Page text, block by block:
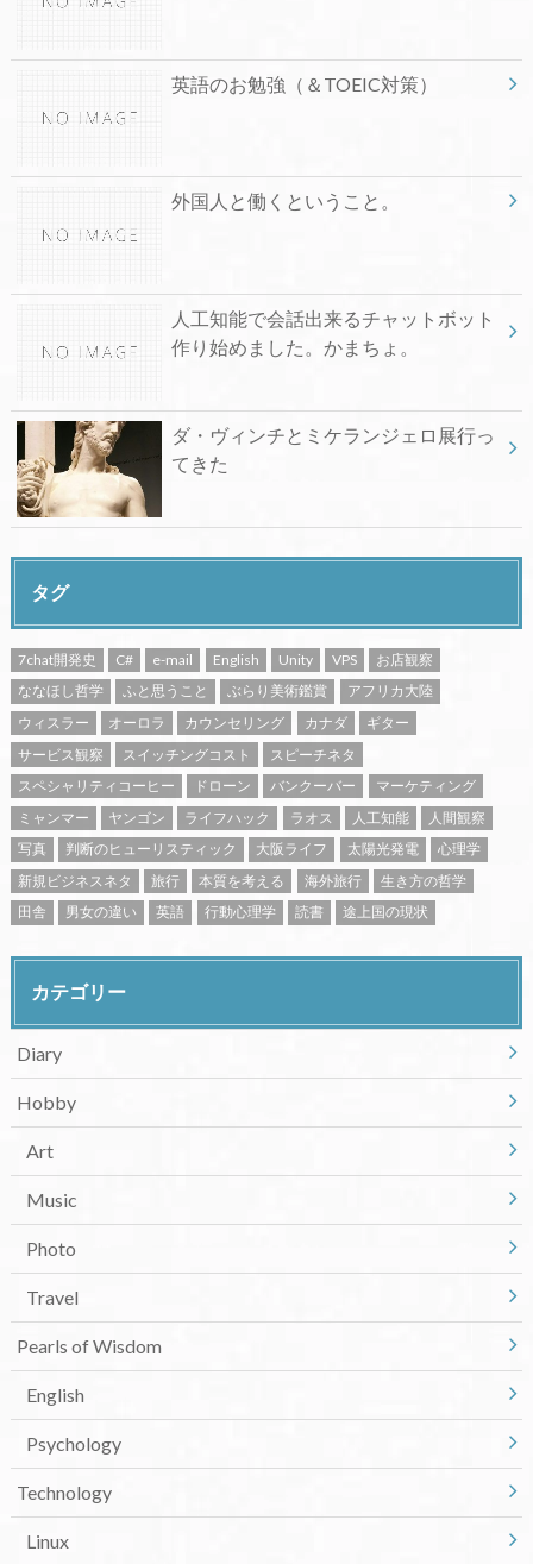
英語のお勉強（＆TOEIC対策）
外国人と働くということ。
人工知能で会話出来るチャットボット
作り始めました。かまちょ。
ダ・ヴィンチとミケランジェロ展行っ
てきた
タグ
7chat開発史 C# e-mail English Unity VPS
お店観察
ななほし哲学
ふと思うこと ぶらり美術鑑賞
アフリカ大陸
ウィスラー
オーロラ カウンセリング カナダ
ギター
サービス観察
スイッチングコスト
スピーチネタ
スペシャリティコーヒー
ドローン バンクーバー
マーケティング
ミャンマー
ヤンゴン ライフハック ラオス 人工知能
人間観察
写真
判断のヒューリスティック 大阪ライフ 太陽光発電
心理学
新規ビジネスネタ
旅行 本質を考える 海外旅行
生き方の哲学
田舎
男女の違い 英語 行動心理学 読書 途上国の現状
カテゴリー
Diary
Hobby
Art
Music
Photo
Travel
Pearls of Wisdom
English
Psychology
Technology
Linux